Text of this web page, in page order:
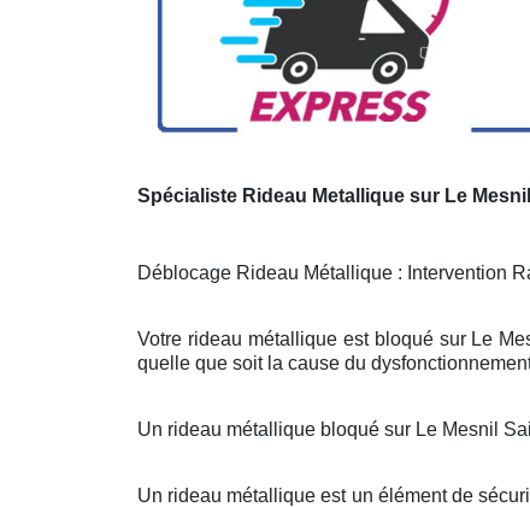
Spécialiste Rideau Metallique sur Le
Déblocage Rideau Métallique : Intervention
Votre rideau métallique est bloqué sur Le
quelle que soit la cause du
Un rideau métallique bloqué sur Le Mesnil
Un rideau métallique est un élément de